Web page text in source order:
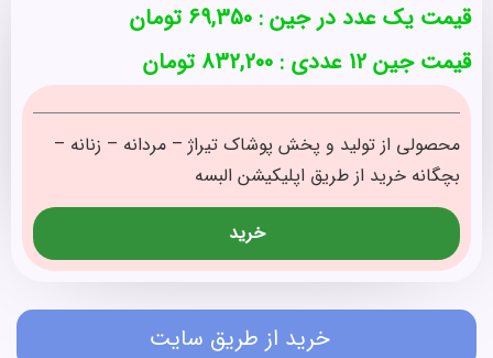
قیمت یک عدد در جین : 69,350 تومان
قیمت جین 12 عددی : 832,200 تومان
محصولی از تولید و پخش پوشاک تیراژ – مردانه – زنانه –
بچگانه خرید از طریق اپلیکیشن البسه
خرید
خرید از طریق سایت